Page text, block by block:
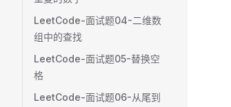
LeetCode-面试题04-二维数
组中的查找
LeetCode-面试题05-替换空
格
LeetCode-面试题06-从尾到